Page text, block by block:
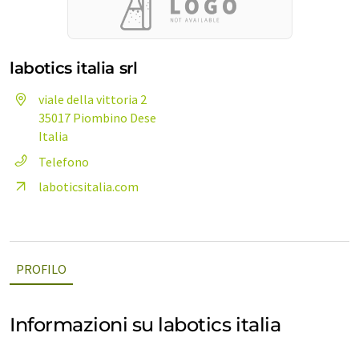
labotics italia srl
viale della vittoria 2
35017 Piombino Dese
Italia
Telefono
laboticsitalia.com
PROFILO
Informazioni su labotics italia